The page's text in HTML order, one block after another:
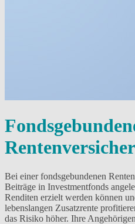
Bei einer fondsgebundenen
Beiträge in Investmentfonds
Renditen erzielt werden können
lebenslangen Zusatzrente
das Risiko höher. Ihre